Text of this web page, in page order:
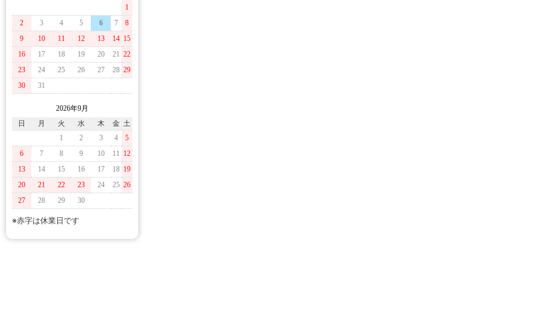
1
2
3 4 5 6 7
8
9
10 11 12 13 14 15
16
17 18 19 20 21 22
23
24 25 26 27 28 29
30
31
2026年9月
日
月 火 水 木 金 土
1
2 3 4
5
6
7 8 9 10 11 12
13
14 15 16 17 18 19
20
21 22 23 24 25 26
27
28 29 30
※赤字は休業日です